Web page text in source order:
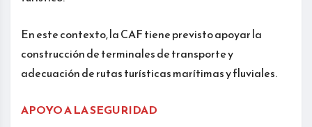
En este contexto, la CAF tiene previsto apoyar la
construcción de terminales de transporte y
adecuación de rutas turísticas marítimas y fluviales.
APOYO A LA SEGURIDAD